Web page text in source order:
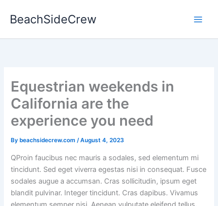
BeachSideCrew
Equestrian weekends in
California are the
experience you need
By beachsidecrew.com/August 4, 2023
QProin faucibus nec mauris a sodales, sed elementum mi
tincidunt. Sed eget viverra egestas nisi in consequat. Fusce
sodales augue a accumsan. Cras sollicitudin, ipsum eget
blandit pulvinar. Integer tincidunt. Cras dapibus. Vivamus